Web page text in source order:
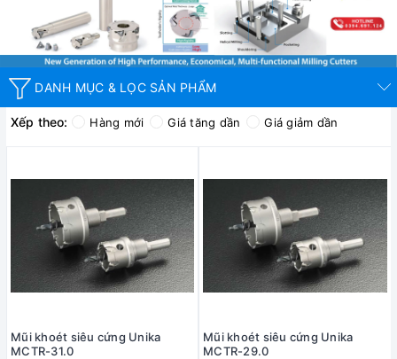
DANH MỤC & LỌC SẢN PHẨM
Xếp theo: Hàng mới Giá tăng dần Giá giảm dần
Mũi khoét siêu cứng Unika
MCTR-31.0
Mũi khoét siêu cứng Unika
MCTR-29.0